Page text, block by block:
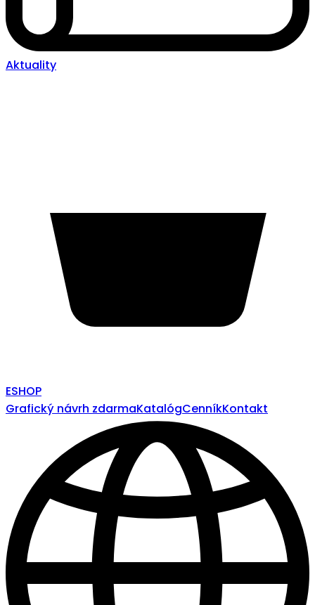
Aktuality
ESHOP
Grafický návrh zdarmaKatalógCenníkKontakt